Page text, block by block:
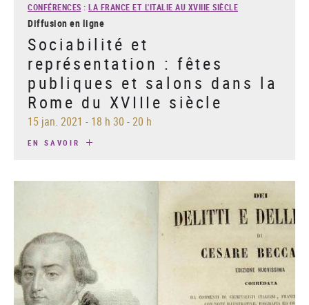
CONFÉRENCES : LA FRANCE ET L'ITALIE AU XVIIIE SIÈCLE
Diffusion en ligne
Sociabilité et
représentation : fêtes
publiques et salons dans la
Rome du XVIIIe siècle
15 jan. 2021 - 18 h 30 - 20 h
EN SAVOIR